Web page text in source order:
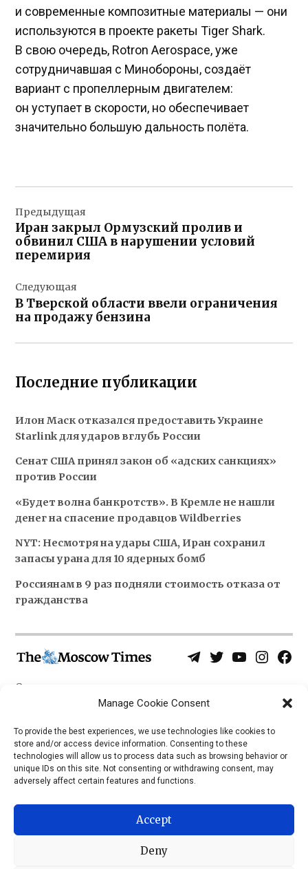
Manage Cookie Consent
To provide the best experiences, we use technologies like cookies to
store and/or access device information. Consenting to these
technologies will allow us to process data such as browsing behavior or
unique IDs on this site. Not consenting or withdrawing consent, may
adversely affect certain features and functions.
Accept
Deny
и современные композитные материалы — они
используются в проекте ракеты Tiger Shark.
В свою очередь, Rotron Aerospace, уже
сотрудничавшая с Минобороны, создаёт
вариант с пропеллерным двигателем:
он уступает в скорости, но обеспечивает
значительно большую дальность полёта.
по
записям
Предыдущая
Иран закрыл Ормузский пролив и
обвинил США в нарушении условий
перемирия
Следующая
В Тверской области ввели ограничения
на продажу бензина
Последние публикации
Илон Маск отказался предоставить Украине
Starlink для ударов вглубь России
Сенат США принял закон об «адских санкциях»
против России
«Будет волна банкротств». В Кремле не нашли
денег на спасение продавцов Wildberries
NYT: Несмотря на удары США, Иран сохранил
запасы урана для 10 ядерных бомб
Россиянам в 9 раз подняли стоимость отказа от
гражданства
Telegram
TwitterYouTubeInstagram
О нас
Политика конфиденциальности
iOS
Android